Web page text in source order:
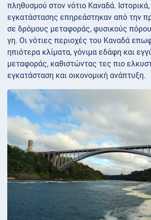
πληθυσμού στον νότιο Καναδά.
εγκατάστασης επηρεάστηκαν από την
σε δρόμους μεταφοράς, φυσικούς
γη. Οι νότιες περιοχές του Καναδά
ηπιότερα κλίματα, γόνιμα εδάφη και
μεταφοράς, καθιστώντας τες πιο
εγκατάσταση και οικονομική ανάπτυξη.